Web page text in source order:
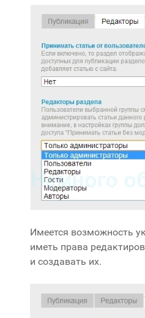
Имеется возможность
иметь права
и создавать их.